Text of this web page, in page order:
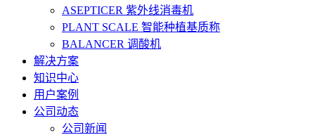
ASEPTICER 紫外线消毒机
PLANT SCALE 智能种植基质称
BALANCER 调酸机
解决⽅案
知识中心
用户案例
公司动态
公司新闻